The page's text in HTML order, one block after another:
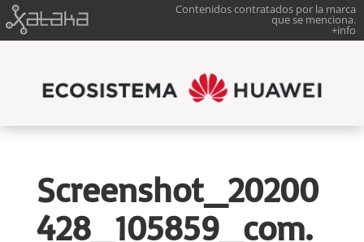
Contenidos contratados por la marca
que se menciona.
+info
Screenshot_20200
428_105859_com.